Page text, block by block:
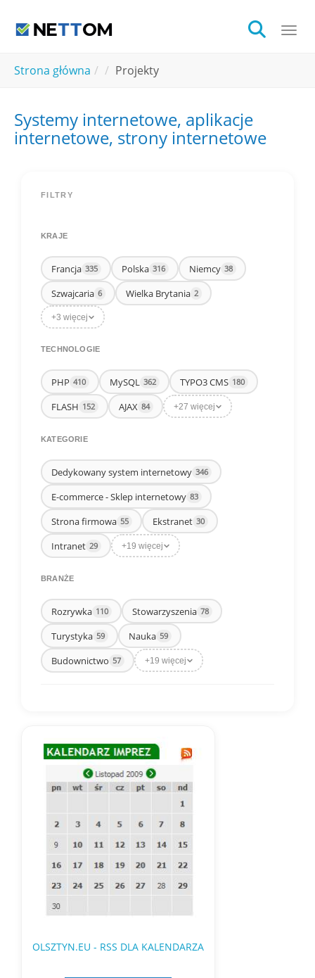
Strona główna Projekty
Systemy internetowe, aplikacje
internetowe, strony internetowe
FILTRY
KRAJE
Francja 335 Polska 316 Niemcy 38
Szwajcaria 6 Wielka Brytania 2
+3 więcej
TECHNOLOGIE
PHP 410 MySQL 362 TYPO3 CMS 180
FLASH 152 AJAX 84 +27 więcej
KATEGORIE
Dedykowany system internetowy 346
E-commerce - Sklep internetowy 83
Strona firmowa 55 Ekstranet 30
Intranet 29 +19 więcej
BRANŻE
Rozrywka 110 Stowarzyszenia 78
Turystyka 59 Nauka 59
Budownictwo 57 +19 więcej
OLSZTYN.EU - RSS DLA KALENDARZA